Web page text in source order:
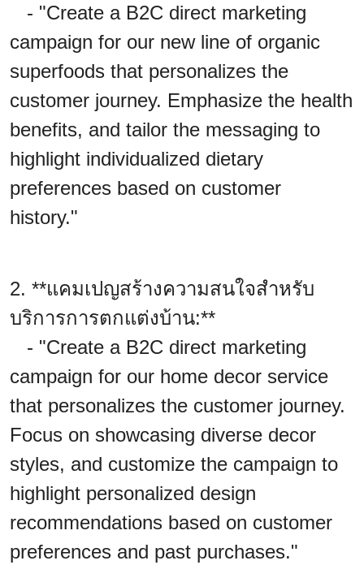
- "Create a B2C direct marketing
campaign for our new line of organic
superfoods that personalizes the
customer journey. Emphasize the health
benefits, and tailor the messaging to
highlight individualized dietary
preferences based on customer
history."
2. **แคมเปญสร้างความสนใจสำหรับ
บริการการตกแต่งบ้าน:**
- "Create a B2C direct marketing
campaign for our home decor service
that personalizes the customer journey.
Focus on showcasing diverse decor
styles, and customize the campaign to
highlight personalized design
recommendations based on customer
preferences and past purchases."